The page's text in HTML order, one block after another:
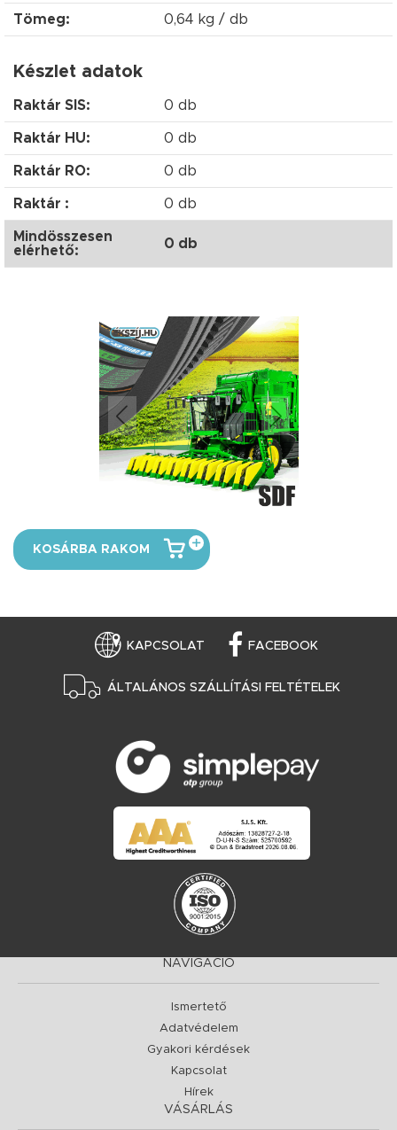
Tömeg: 0,64 kg / db
Készlet adatok
Raktár SIS: 0 db
Raktár HU: 0 db
Raktár RO: 0 db
Raktár : 0 db
Mindösszesen
elérhető:
0 db
KOSÁRBA RAKOM
KAPCSOLAT FACEBOOK
ÁLTALÁNOS SZÁLLÍTÁSI FELTÉTELEK
NAVIGÁCIÓ
Ismertető
Adatvédelem
Gyakori kérdések
Kapcsolat
Hírek
VÁSÁRLÁS